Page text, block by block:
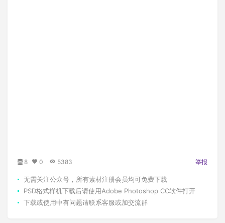
8 0 5383 举报
无需关注公众号，所有素材注册会员均可免费下载
PSD格式样机下载后请使用Adobe Photoshop CC软件打开
下载或使用中有问题请联系客服或加交流群